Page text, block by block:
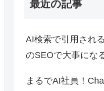
最近の記事
AI検索で引用され
のSEOで大事にな
まるでAI社員！